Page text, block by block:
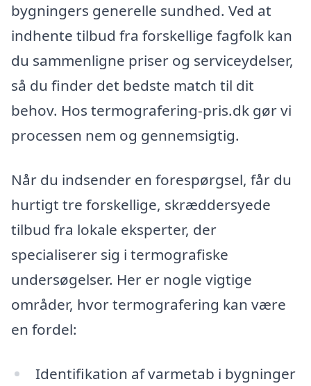
bygningers generelle sundhed. Ved at
indhente tilbud fra forskellige fagfolk kan
du sammenligne priser og serviceydelser,
så du finder det bedste match til dit
behov. Hos termografering-pris.dk gør vi
processen nem og gennemsigtig.
Når du indsender en forespørgsel, får du
hurtigt tre forskellige, skræddersyede
tilbud fra lokale eksperter, der
specialiserer sig i termografiske
undersøgelser. Her er nogle vigtige
områder, hvor termografering kan være
en fordel:
Identifikation af varmetab i bygninger